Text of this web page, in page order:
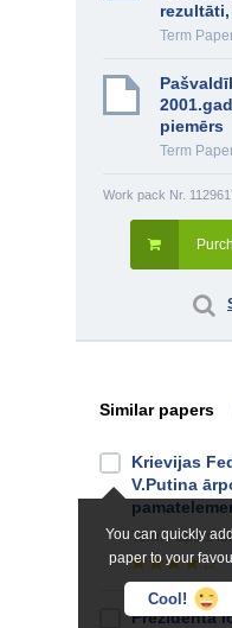
Term
piemērs
Term
Work pack Nr.
Similar papers
You can quickly
paper to your
Cool!
Krievijas
V.Putina
Term Papers
Prezidenta